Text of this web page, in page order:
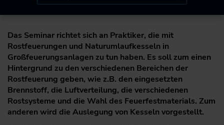
Das Seminar richtet sich an Praktiker, die mit
Rostfeuerungen und Naturumlaufkesseln in
Großfeuerungsanlagen zu tun haben. Es soll zum einen
Hinter­grund zu den verschiedenen Bereichen der
Rostfeuerung geben, wie z.B. den eingesetzten
Brennstoff, die Luftverteilung, die verschiedenen
Rostsysteme und die Wahl des Feuerfest­materials. Zum
anderen wird die Auslegung von Kesseln vorgestellt.